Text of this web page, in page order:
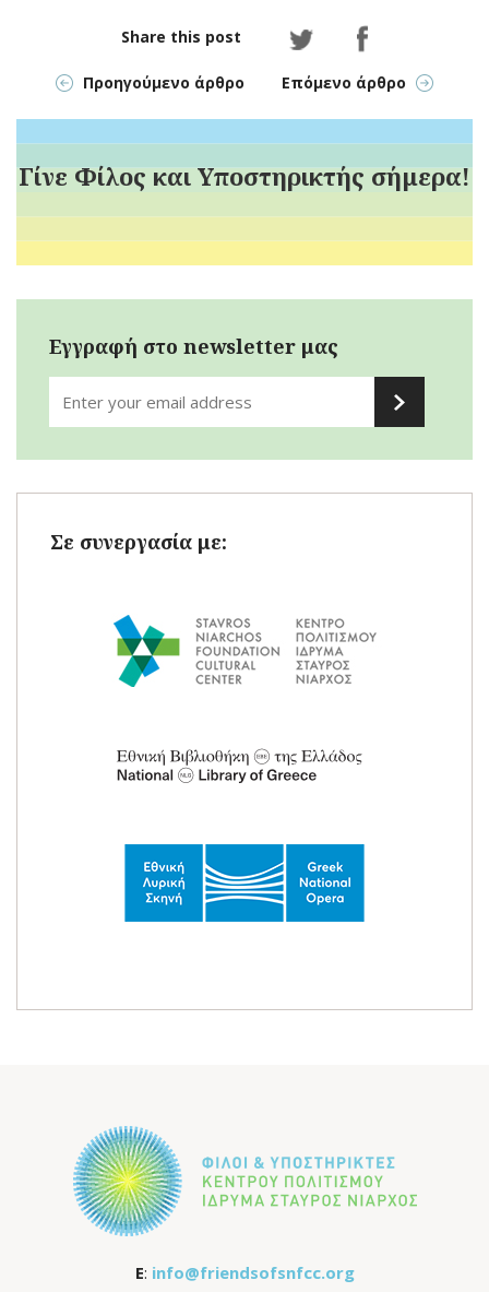
Share this post
Προηγούμενο άρθρο Επόμενο άρθρο
Γίνε Φίλος και Υποστηρικτής σήμερα!
Εγγραφή στο newsletter μας
Σε συνεργασία με:
E: info@friendsofsnfcc.org